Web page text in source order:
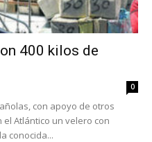
400 kilos de
0
con apoyo de otros
Atlántico un velero con
conocida...